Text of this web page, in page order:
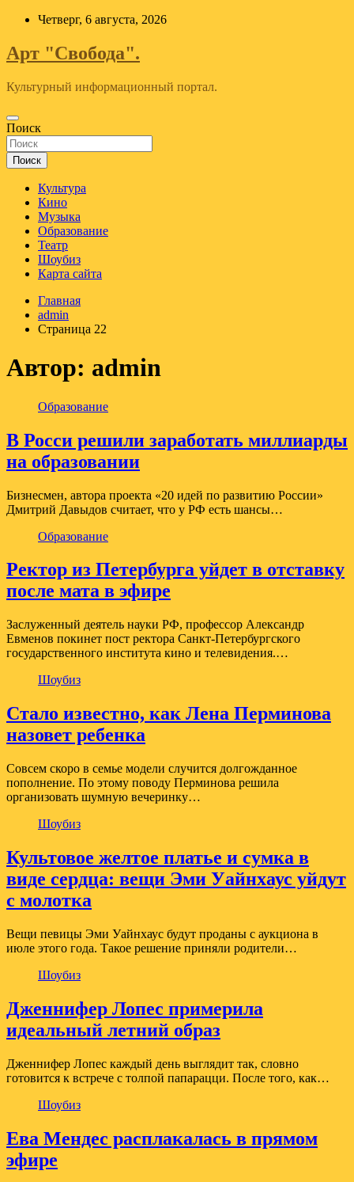
Перейти
содержимому
Четверг, 6 августа, 2026
Арт "Свобода".
Культурный информационный портал.
Поиск
Поиск
Культура
Кино
Музыка
Образование
Театр
Шоубиз
Карта сайта
Главная
admin
Страница 22
Автор: admin
Образование
В Росси решили заработать миллиарды
на образовании
Бизнесмен, автора проекта «20 идей по развитию России»
Дмитрий Давыдов считает, что у РФ есть шансы…
Образование
Ректор из Петербурга уйдет в отставку
после мата в эфире
Заслуженный деятель науки РФ, профессор Александр
Евменов покинет пост ректора Санкт-Петербургского
государственного института кино и телевидения.…
Шоубиз
Стало известно, как Лена Перминова
назовет ребенка
Совсем скоро в семье модели случится долгожданное
пополнение. По этому поводу Перминова решила
организовать шумную вечеринку…
Шоубиз
Культовое желтое платье и сумка в
виде сердца: вещи Эми Уайнхаус уйдут
с молотка
Вещи певицы Эми Уайнхаус будут проданы с аукциона в
июле этого года. Такое решение приняли родители…
Шоубиз
Дженнифер Лопес примерила
идеальный летний образ
Дженнифер Лопес каждый день выглядит так, словно
готовится к встрече с толпой папарацци. После того, как…
Шоубиз
Ева Мендес расплакалась в прямом
эфире